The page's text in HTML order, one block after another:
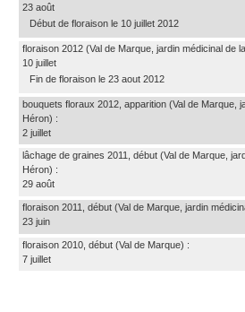
23 août
Début de floraison le 10 juillet 2012
floraison 2012 (Val de Marque, jardin médicinal de
10 juillet
Fin de floraison le 23 aout 2012
bouquets floraux 2012, apparition (Val de Marque,
Héron) :
2 juillet
lâchage de graines 2011, début (Val de Marque,
Héron) :
29 août
floraison 2011, début (Val de Marque, jardin
23 juin
floraison 2010, début (Val de Marque) :
7 juillet